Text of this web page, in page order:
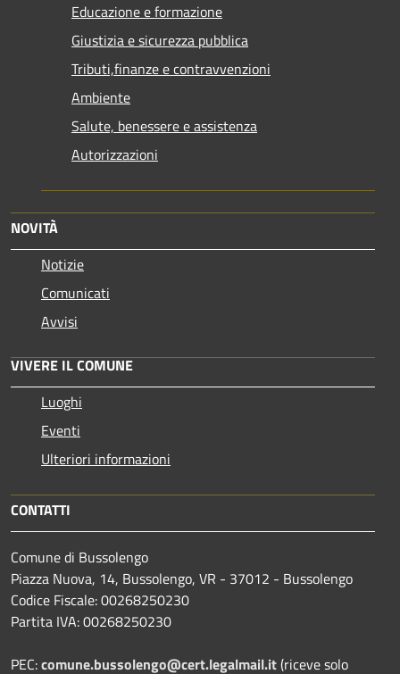
Educazione e formazione
Giustizia e sicurezza pubblica
Tributi,finanze e contravvenzioni
Ambiente
Salute, benessere e assistenza
Autorizzazioni
NOVITÀ
Notizie
Comunicati
Avvisi
VIVERE IL COMUNE
Luoghi
Eventi
Ulteriori informazioni
CONTATTI
Comune di Bussolengo
Piazza Nuova, 14, Bussolengo, VR - 37012 - Bussolengo
Codice Fiscale: 00268250230
Partita IVA: 00268250230
PEC:comune.bussolengo@cert.legalmail.it(riceve solo